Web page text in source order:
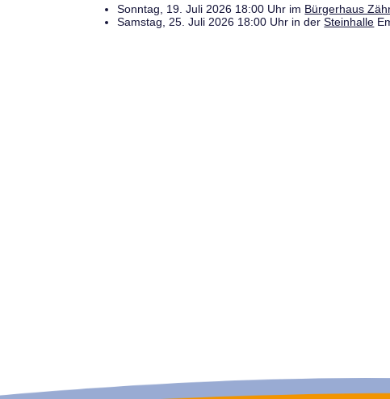
Sonntag, 19. Juli 2026 18:00 Uhr im Bürgerhaus
Samstag, 25. Juli 2026 18:00 Uhr in derSteinhalle